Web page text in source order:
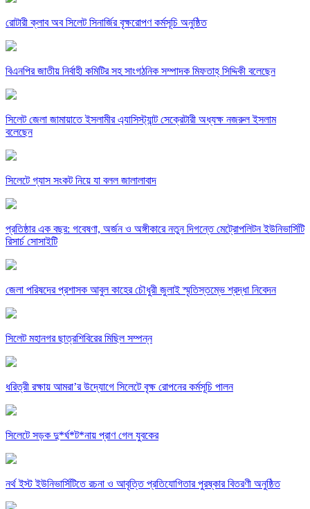
রোটারী ক্লাব অব সিলেট সিনার্জির বৃক্ষরোপণ কর্মসূচি অনুষ্ঠিত
বিএনপির জাতীয় নির্বাহী কমিটির সহ সাংগঠনিক সম্পাদক মিফতাহ্ সিদ্দিকী বলেছেন
সিলেট জেলা জামায়াতে ইসলামীর এ্যাসিস্ট্যান্ট সেক্রেটারী অধ্যক্ষ নজরুল ইসলাম
বলেছেন
সিলেটে গ্যাস সংকট নিয়ে যা বলল জালালাবাদ
প্রতিষ্ঠার এক বছর: গবেষণা, অর্জন ও অঙ্গীকারে নতুন দিগন্তে মেট্রোপলিটন ইউনিভার্সিটি
রিসার্চ সোসাইটি
জেলা পরিষদের প্রশাসক আবুল কাহের চৌধুরী জুলাই স্মৃতিস্তম্ভে শ্রদ্ধা নিবেদন
সিলেট মহানগর ছাত্রশিবিরের মিছিল সম্পন্ন
ধরিত্রী রক্ষায় আমরা’র উদ্যোগে সিলেটে বৃক্ষ রোপনের কর্মসূচি পালন
সিলেটে সড়ক দু*র্ঘ*ট*নায় প্রাণ গেল যুবকের
নর্থ ইস্ট ইউনিভার্সিটিতে রচনা ও আবৃত্তি প্রতিযোগিতার পুরষ্কার বিতরণী অনুষ্ঠিত